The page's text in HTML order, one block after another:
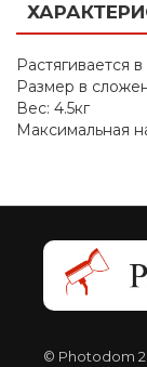
Растягивается
Размер в
Вес: 4.5кг
Максимальная
© Photodom